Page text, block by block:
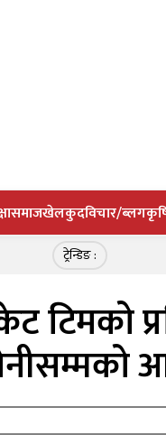
समाजखेलकुदविचार/ब्लग
ट्रेन्डिङ :
टिमको